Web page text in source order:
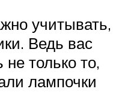
учитывать,
Ведь вас
только то,
лампочки